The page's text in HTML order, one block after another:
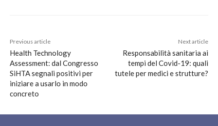
Previous article
Health Technology
Assessment: dal Congresso
SiHTA segnali positivi per
iniziare a usarlo in modo
concreto
Next article
Responsabilità sanitaria ai
tempi del Covid-19: quali
tutele per medici e strutture?